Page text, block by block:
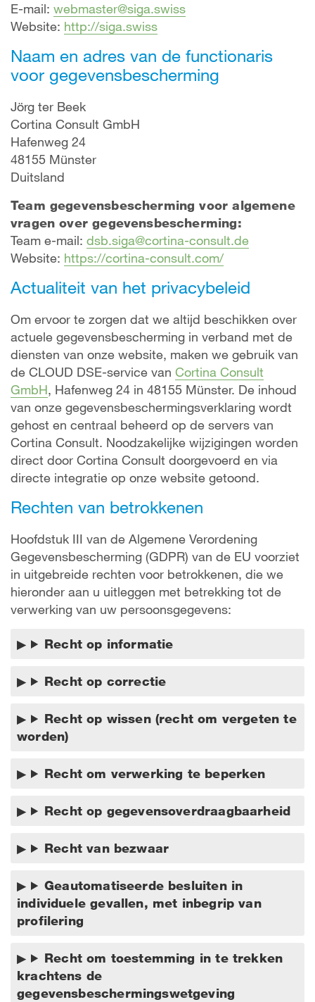
E-mail: webmaster@siga.swiss
Website: http://siga.swiss
Naam en adres van de functionaris
voor gegevensbescherming
Jörg ter Beek
Cortina Consult GmbH
Hafenweg 24
48155 Münster
Duitsland
Team gegevensbescherming voor algemene
vragen over gegevensbescherming:
Team e-mail: dsb.siga@cortina-consult.de
Website: https://cortina-consult.com/
Actualiteit van het privacybeleid
Om ervoor te zorgen dat we altijd beschikken over
actuele gegevensbescherming in verband met de
diensten van onze website, maken we gebruik van
de CLOUD DSE-service van Cortina Consult
GmbH, Hafenweg 24 in 48155 Münster. De inhoud
van onze gegevensbeschermingsverklaring wordt
gehost en centraal beheerd op de servers van
Cortina Consult. Noodzakelijke wijzigingen worden
direct door Cortina Consult doorgevoerd en via
directe integratie op onze website getoond.
Rechten van betrokkenen
Hoofdstuk III van de Algemene Verordening
Gegevensbescherming (GDPR) van de EU voorziet
in uitgebreide rechten voor betrokkenen, die we
hieronder aan u uitleggen met betrekking tot de
verwerking van uw persoonsgegevens:
Recht op informatie
Recht op correctie
Recht op wissen (recht om vergeten te
worden)
Recht om verwerking te beperken
Recht op gegevensoverdraagbaarheid
Recht van bezwaar
Geautomatiseerde besluiten in
individuele gevallen, met inbegrip van
profilering
Recht om toestemming in te trekken
krachtens de
gegevensbeschermingswetgeving